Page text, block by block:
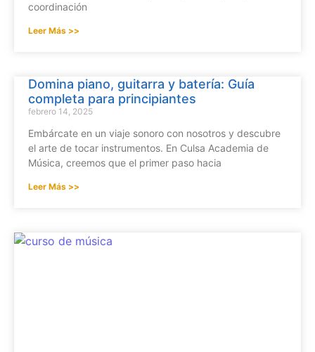
coordinación
Leer Más >>
Domina piano, guitarra y batería: Guía
completa para principiantes
febrero 14, 2025
Embárcate en un viaje sonoro con nosotros y descubre
el arte de tocar instrumentos. En Culsa Academia de
Música, creemos que el primer paso hacia
Leer Más >>